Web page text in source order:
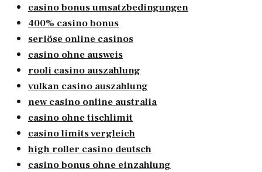
casino bonus umsatzbedingungen
400% casino bonus
seriöse online casinos
casino ohne ausweis
rooli casino auszahlung
vulkan casino auszahlung
new casino online australia
casino ohne tischlimit
casino limits vergleich
high roller casino deutsch
casino bonus ohne einzahlung